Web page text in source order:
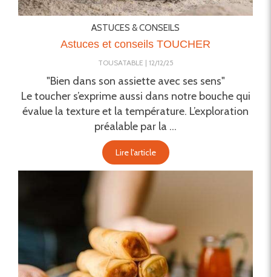
ASTUCES & CONSEILS
Astuces et conseils TOUCHER
TOUSATABLE 12/12/25
"Bien dans son assiette avec ses sens"
Le toucher s’exprime aussi dans notre bouche qui
évalue la texture et la température. L’exploration
préalable par la ...
Lire l'article